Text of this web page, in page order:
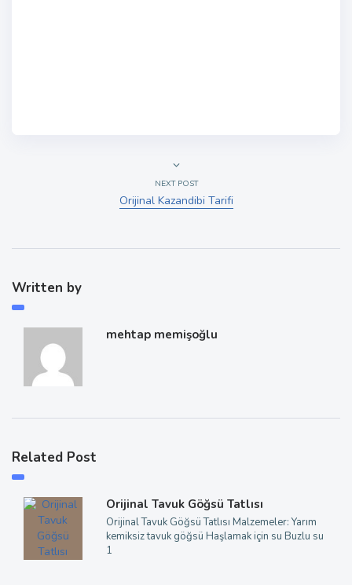
NEXT POST
Orijinal Kazandibi Tarifi
Written by
mehtap memişoğlu
Related Post
Orijinal Tavuk Göğsü Tatlısı
Orijinal Tavuk Göğsü Tatlısı Malzemeler: Yarım
kemiksiz tavuk göğsü Haşlamak için su Buzlu su
1